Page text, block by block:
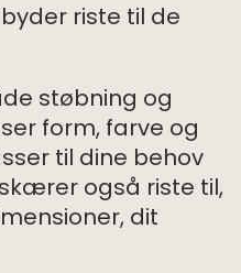
riste til de
støbning og
form, farve og
til dine behov
også riste til,
dit